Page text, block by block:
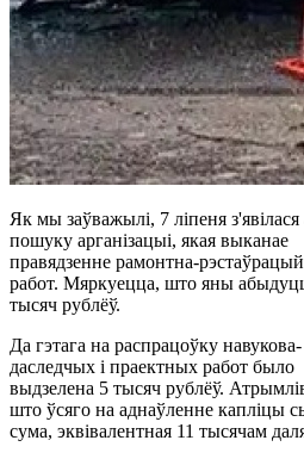
Як мы заўважылі, 7 ліпеня з'явілася
пошуку арганізацыі, якая выканае
правядзенне рамонтна-
работ. Мяркуецца, што яны
тысяч рублёў.
Да гэтага на распрацоўку навукова-
даследчых і праектных работ было
выдзелена 5 тысяч рублёў.
што ўсяго на аднаўленне капліцы
сума, эквівалентная 11 тысячам